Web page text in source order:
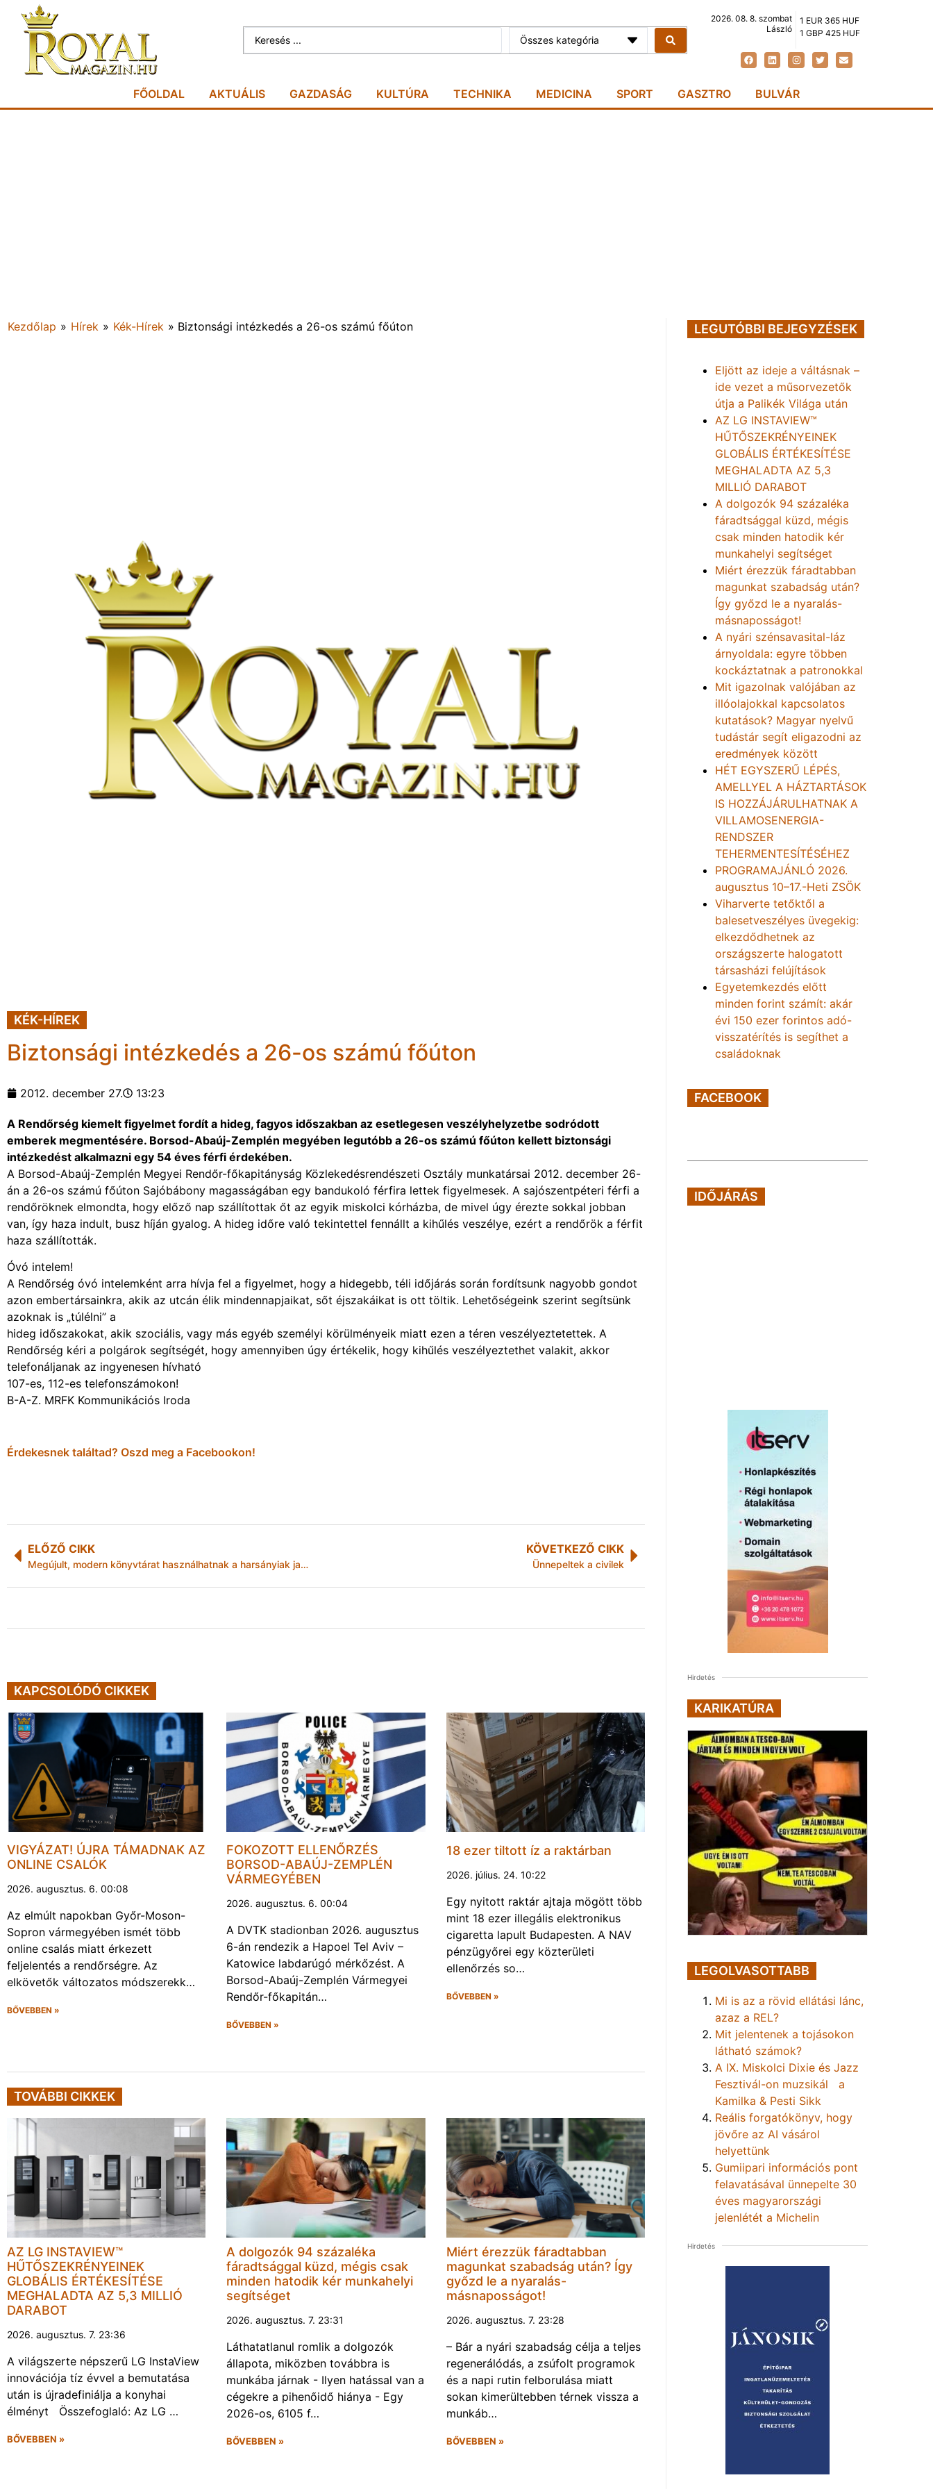
Összes kategória
2026. 08. 8. szombat
László
1 EUR 365 HUF
1 GBP 425 HUF
FŐOLDAL AKTUÁLIS GAZDASÁG KULTÚRA TECHNIKA MEDICINA SPORT GASZTRO BULVÁR
Kezdőlap » Hírek » Kék-Hírek » Biztonsági intézkedés a 26-os számú főúton
KÉK-HÍREK
Biztonsági intézkedés a 26-os számú főúton
2012. december 27. 13:23
A Rendőrség kiemelt figyelmet fordít a hideg, fagyos időszakban az esetlegesen veszélyhelyzetbe sodródott
emberek megmentésére. Borsod-Abaúj-Zemplén megyében legutóbb a 26-os számú főúton kellett biztonsági
intézkedést alkalmazni egy 54 éves férfi érdekében.
A Borsod-Abaúj-Zemplén Megyei Rendőr-főkapitányság Közlekedésrendészeti Osztály munkatársai 2012. december 26-
án a 26-os számú főúton Sajóbábony magasságában egy bandukoló férfira lettek figyelmesek. A sajószentpéteri férfi a
rendőröknek elmondta, hogy előző nap szállítottak őt az egyik miskolci kórházba, de mivel úgy érezte sokkal jobban
van, így haza indult, busz híján gyalog. A hideg időre való tekintettel fennállt a kihűlés veszélye, ezért a rendőrök a férfit
haza szállították.
Óvó intelem!
A Rendőrség óvó intelemként arra hívja fel a figyelmet, hogy a hidegebb, téli időjárás során fordítsunk nagyobb gondot
azon embertársainkra, akik az utcán élik mindennapjaikat, sőt éjszakáikat is ott töltik. Lehetőségeink szerint segítsünk
azoknak is „túlélni” a
hideg időszakokat, akik szociális, vagy más egyéb személyi körülményeik miatt ezen a téren veszélyeztetettek. A
Rendőrség kéri a polgárok segítségét, hogy amennyiben úgy értékelik, hogy kihűlés veszélyeztethet valakit, akkor
telefonáljanak az ingyenesen hívható
107-es, 112-es telefonszámokon!
B-A-Z. MRFK Kommunikációs Iroda
Érdekesnek találtad? Oszd meg a Facebookon!
ELŐZŐ CIKK
Megújult, modern könyvtárat használhatnak a harsányiak januártól
KÖVETKEZŐ CIKK
Ünnepeltek a civilek
KAPCSOLÓDÓ CIKKEK
VIGYÁZAT! ÚJRA TÁMADNAK AZ
ONLINE CSALÓK
2026. augusztus. 6. 00:08
Az elmúlt napokban Győr-Moson-
Sopron vármegyében ismét több
online csalás miatt érkezett
feljelentés a rendőrségre. Az
elkövetők változatos módszerekk…
BŐVEBBEN »
FOKOZOTT ELLENŐRZÉS
BORSOD-ABAÚJ-ZEMPLÉN
VÁRMEGYÉBEN
2026. augusztus. 6. 00:04
A DVTK stadionban 2026. augusztus
6-án rendezik a Hapoel Tel Aviv –
Katowice labdarúgó mérkőzést. A
Borsod-Abaúj-Zemplén Vármegyei
Rendőr-főkapitán…
BŐVEBBEN »
18 ezer tiltott íz a raktárban
2026. július. 24. 10:22
Egy nyitott raktár ajtaja mögött több
mint 18 ezer illegális elektronikus
cigaretta lapult Budapesten. A NAV
pénzügyőrei egy közterületi
ellenőrzés so…
BŐVEBBEN »
TOVÁBBI CIKKEK
AZ LG INSTAVIEW™
HŰTŐSZEKRÉNYEINEK
GLOBÁLIS ÉRTÉKESÍTÉSE
MEGHALADTA AZ 5,3 MILLIÓ
DARABOT
2026. augusztus. 7. 23:36
A világszerte népszerű LG InstaView
innovációja tíz évvel a bemutatása
után is újradefiniálja a konyhai
élményt Összefoglaló: Az LG …
BŐVEBBEN »
A dolgozók 94 százaléka
fáradtsággal küzd, mégis csak
minden hatodik kér munkahelyi
segítséget
2026. augusztus. 7. 23:31
Láthatatlanul romlik a dolgozók
állapota, miközben továbbra is
munkába járnak - Ilyen hatással van a
cégekre a pihenőidő hiánya - Egy
2026-os, 6105 f…
BŐVEBBEN »
Miért érezzük fáradtabban
magunkat szabadság után? Így
győzd le a nyaralás-
másnaposságot!
2026. augusztus. 7. 23:28
– Bár a nyári szabadság célja a teljes
regenerálódás, a zsúfolt programok
és a napi rutin felborulása miatt
sokan kimerültebben térnek vissza a
munkáb…
BŐVEBBEN »
LEGUTÓBBI BEJEGYZÉSEK
Eljött az ideje a váltásnak –
ide vezet a műsorvezetők
útja a Palikék Világa után
AZ LG INSTAVIEW™
HŰTŐSZEKRÉNYEINEK
GLOBÁLIS ÉRTÉKESÍTÉSE
MEGHALADTA AZ 5,3
MILLIÓ DARABOT
A dolgozók 94 százaléka
fáradtsággal küzd, mégis
csak minden hatodik kér
munkahelyi segítséget
Miért érezzük fáradtabban
magunkat szabadság után?
Így győzd le a nyaralás-
másnaposságot!
A nyári szénsavasital-láz
árnyoldala: egyre többen
kockáztatnak a patronokkal
Mit igazolnak valójában az
illóolajokkal kapcsolatos
kutatások? Magyar nyelvű
tudástár segít eligazodni az
eredmények között
HÉT EGYSZERŰ LÉPÉS,
AMELLYEL A HÁZTARTÁSOK
IS HOZZÁJÁRULHATNAK A
VILLAMOSENERGIA-
RENDSZER
TEHERMENTESÍTÉSÉHEZ
PROGRAMAJÁNLÓ 2026.
augusztus 10–17.-Heti ZSÖK
Viharverte tetőktől a
balesetveszélyes üvegekig:
elkezdődhetnek az
országszerte halogatott
társasházi felújítások
Egyetemkezdés előtt
minden forint számít: akár
évi 150 ezer forintos adó-
visszatérítés is segíthet a
családoknak
FACEBOOK
IDŐJÁRÁS
Hirdetés
KARIKATÚRA
LEGOLVASOTTABB
Mi is az a rövid ellátási lánc,
azaz a REL?
Mit jelentenek a tojásokon
látható számok?
A IX. Miskolci Dixie és Jazz
Fesztivál-on muzsikál a
Kamilka & Pesti Sikk
Reális forgatókönyv, hogy
jövőre az AI vásárol
helyettünk
Gumiipari információs pont
felavatásával ünnepelte 30
éves magyarországi
jelenlétét a Michelin
Hirdetés